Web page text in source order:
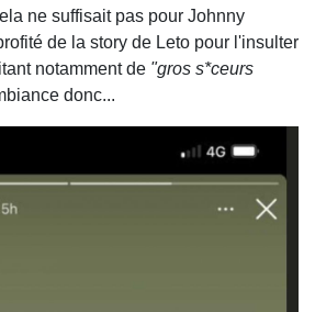
ne suffisait pas pour Johnny
de la story de Leto pour l'insulter
notamment de "gros s*ceurs
donc...